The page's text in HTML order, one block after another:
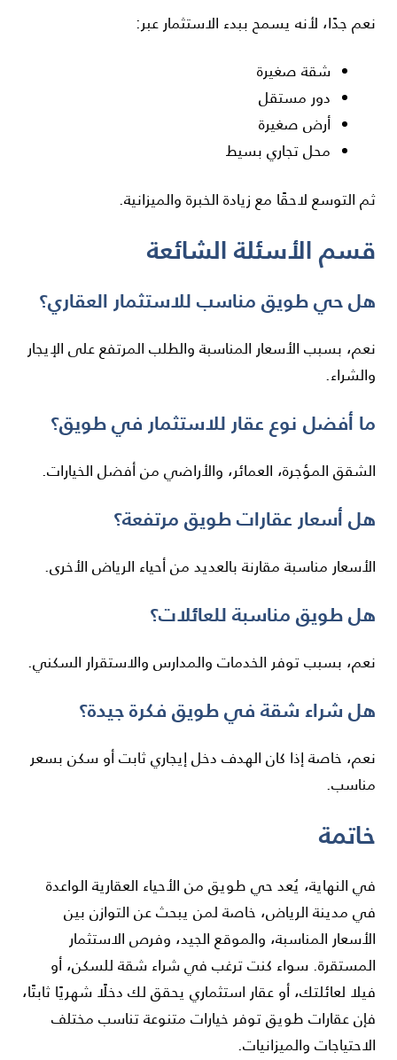
نعم جدًا، لأنه يسمح ببدء الاستثمار عبر:
شقة صغيرة
دور مستقل
أرض صغيرة
محل تجاري بسيط
ثم التوسع لاحقًا مع زيادة الخبرة والميزانية.
قسم الأسئلة الشائعة
هل حي طويق مناسب للاستثمار العقاري؟
نعم، بسبب الأسعار المناسبة والطلب المرتفع على الإيجار
والشراء.
ما أفضل نوع عقار للاستثمار في طويق؟
الشقق المؤجرة، العمائر، والأراضي من أفضل الخيارات.
هل أسعار عقارات طويق مرتفعة؟
الأسعار مناسبة مقارنة بالعديد من أحياء الرياض الأخرى.
هل طويق مناسبة للعائلات؟
نعم، بسبب توفر الخدمات والمدارس والاستقرار السكني.
هل شراء شقة في طويق فكرة جيدة؟
نعم، خاصة إذا كان الهدف دخل إيجاري ثابت أو سكن بسعر
مناسب.
خاتمة
في النهاية، يُعد حي طويق من الأحياء العقارية الواعدة
في مدينة الرياض، خاصة لمن يبحث عن التوازن بين
الأسعار المناسبة، والموقع الجيد، وفرص الاستثمار
المستقرة. سواء كنت ترغب في شراء شقة للسكن، أو
فيلا لعائلتك، أو عقار استثماري يحقق لك دخلًا شهريًا ثابتًا،
فإن عقارات طويق توفر خيارات متنوعة تناسب مختلف
الاحتياجات والميزانيات.